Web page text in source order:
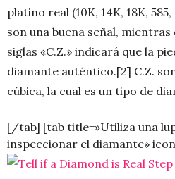
platino real (10K, 14K, 18K,
son una buena señal, mientras
siglas «C.Z.» indicará que la
diamante auténtico.[2] C.Z.
cúbica, la cual es un tipo de
[/tab] [tab title=»Utiliza una
inspeccionar el diamante»